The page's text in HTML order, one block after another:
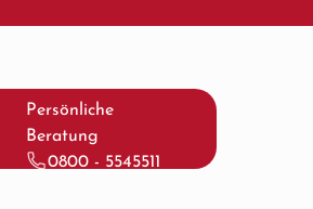
Hauptinhalt springen
Zur Suche springen
Zur Hauptnavigation springen
Persönliche
Beratung
0800 - 5545511